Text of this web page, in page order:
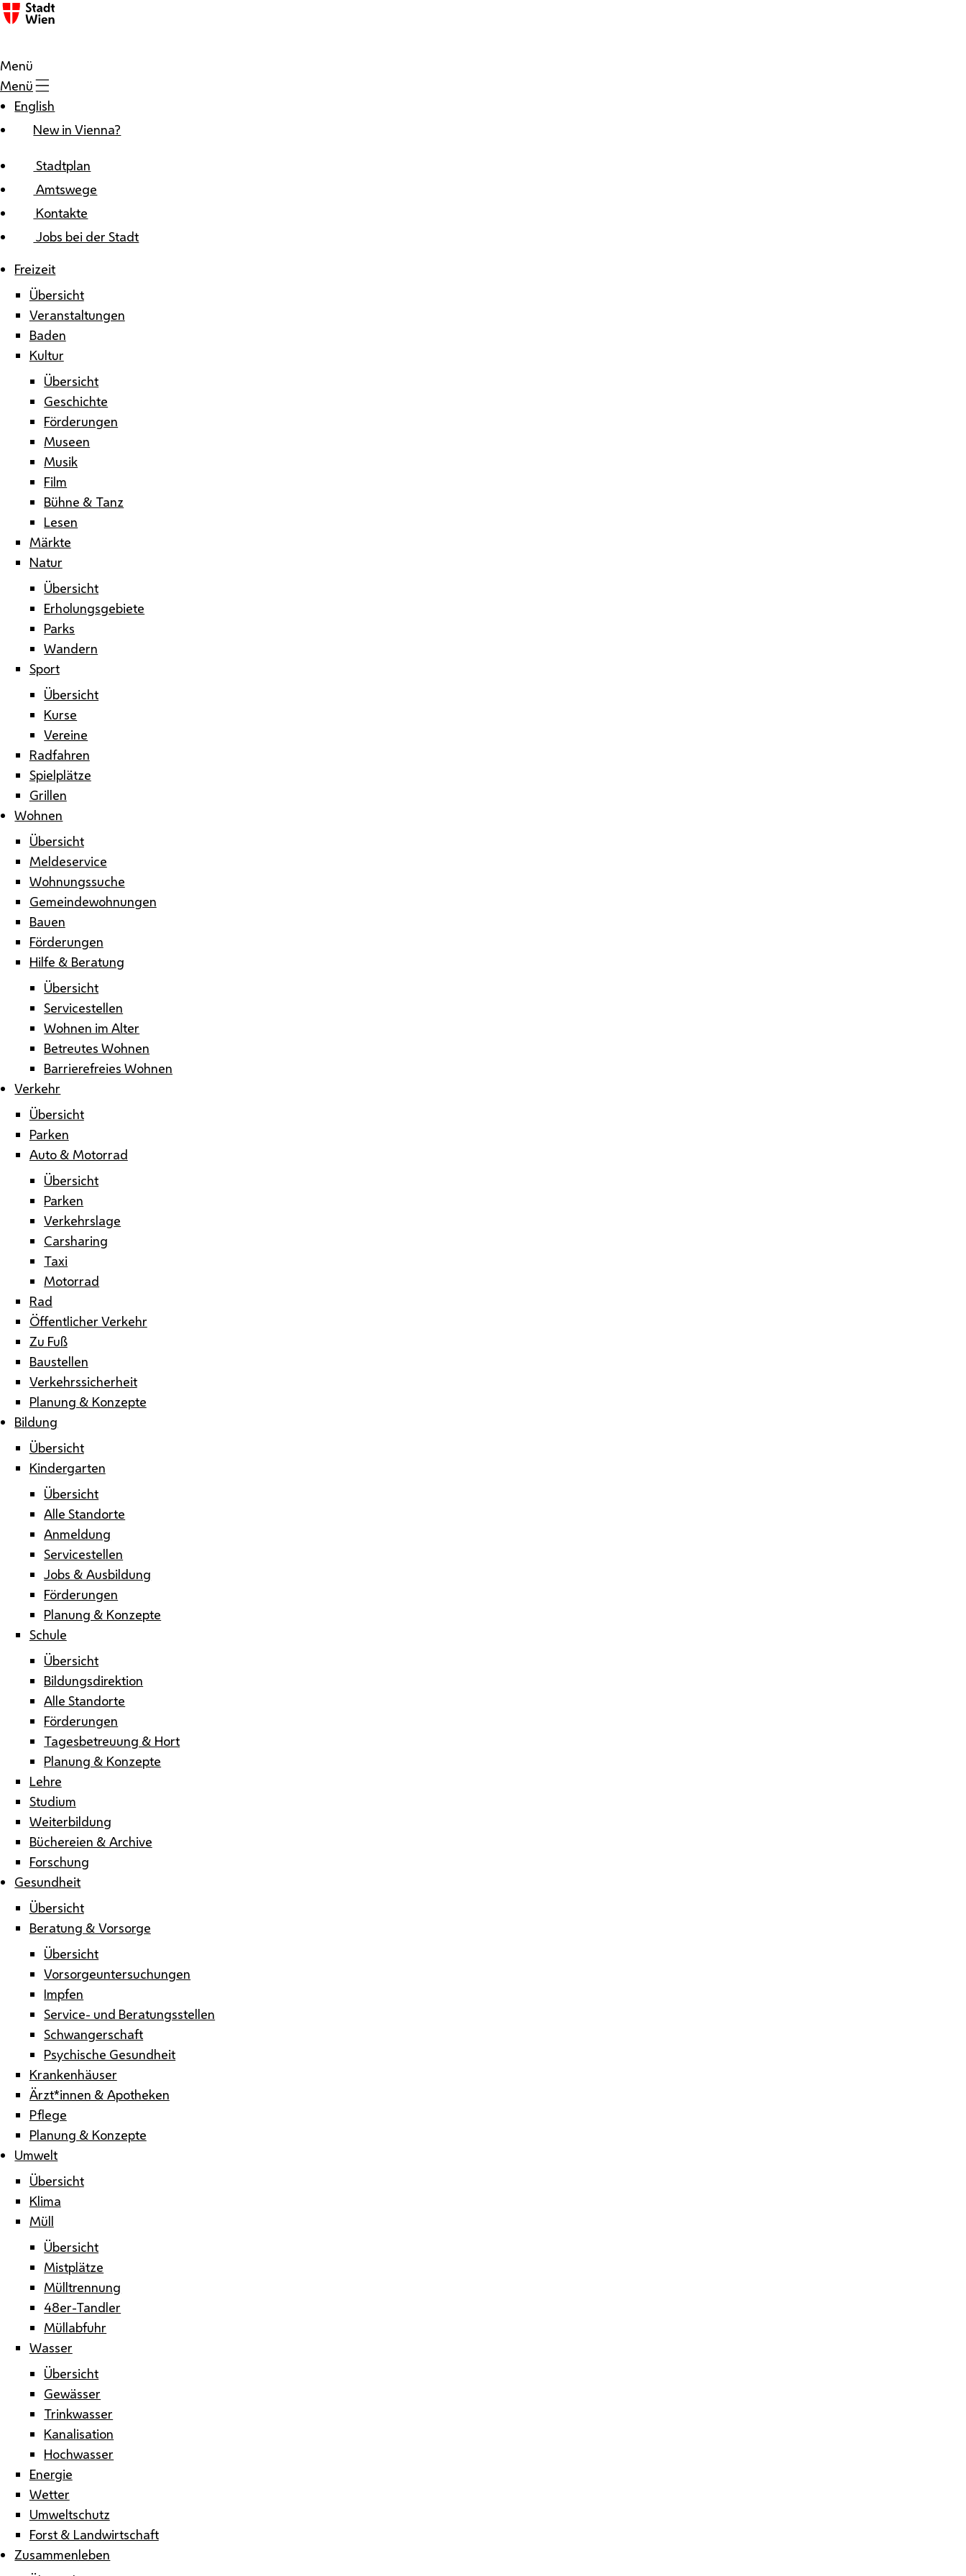
Zum Inhalt
Menü
Menü
English
New in Vienna?
Stadtplan
Amtswege
Kontakte
Jobs bei der Stadt
Freizeit
Übersicht
Veranstaltungen
Baden
Kultur
Übersicht
Geschichte
Förderungen
Museen
Musik
Film
Bühne & Tanz
Lesen
Märkte
Natur
Übersicht
Erholungsgebiete
Parks
Wandern
Sport
Übersicht
Kurse
Vereine
Radfahren
Spielplätze
Grillen
Wohnen
Übersicht
Meldeservice
Wohnungssuche
Gemeindewohnungen
Bauen
Förderungen
Hilfe & Beratung
Übersicht
Servicestellen
Wohnen im Alter
Betreutes Wohnen
Barrierefreies Wohnen
Verkehr
Übersicht
Parken
Auto & Motorrad
Übersicht
Parken
Verkehrslage
Carsharing
Taxi
Motorrad
Rad
Öffentlicher Verkehr
Zu Fuß
Baustellen
Verkehrssicherheit
Planung & Konzepte
Bildung
Übersicht
Kindergarten
Übersicht
Alle Standorte
Anmeldung
Servicestellen
Jobs & Ausbildung
Förderungen
Planung & Konzepte
Schule
Übersicht
Bildungsdirektion
Alle Standorte
Förderungen
Tagesbetreuung & Hort
Planung & Konzepte
Lehre
Studium
Weiterbildung
Büchereien & Archive
Forschung
Gesundheit
Übersicht
Beratung & Vorsorge
Übersicht
Vorsorgeuntersuchungen
Impfen
Service- und Beratungsstellen
Schwangerschaft
Psychische Gesundheit
Krankenhäuser
Ärzt*innen & Apotheken
Pflege
Planung & Konzepte
Umwelt
Übersicht
Klima
Müll
Übersicht
Mistplätze
Mülltrennung
48er-Tandler
Müllabfuhr
Wasser
Übersicht
Gewässer
Trinkwasser
Kanalisation
Hochwasser
Energie
Wetter
Umweltschutz
Forst & Landwirtschaft
Zusammenleben